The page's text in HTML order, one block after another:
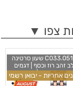
צפו ▼
C033.051.22.088.00 שעון סרטינה
זהב רוז וכסף | דגמים
השוויצרי | לוח מיוחד
ומרשים | 5 שנים אחריות | Certina DS-8